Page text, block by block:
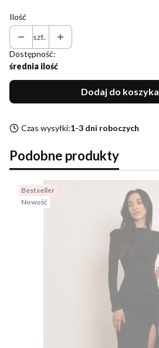
Ilość
szt.
Dostępność:
średnia ilość
Dodaj do koszyka
Czas wysyłki:1-3 dni roboczych
Podobne produkty
Bestseller
Nowość